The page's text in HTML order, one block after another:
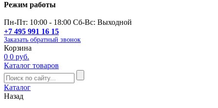
Режим работы
Пн-Пт: 10:00 - 18:00 Сб-Вс: Выходной
+7 495 991 16 15
Заказать обратный звонок
Корзина
0 0 руб.
Каталог товаров
Каталог
Назад